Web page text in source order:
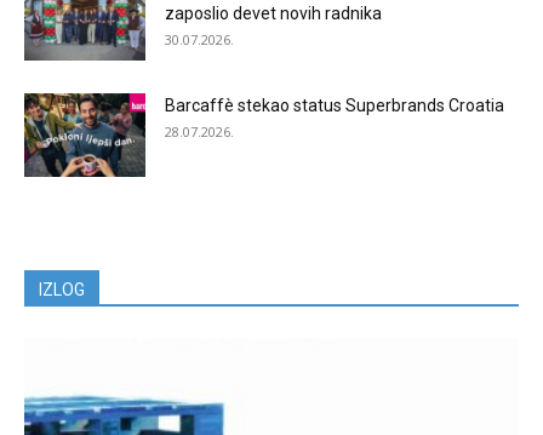
zaposlio devet novih radnika
30.07.2026.
Barcaffè stekao status Superbrands Croatia
28.07.2026.
IZLOG